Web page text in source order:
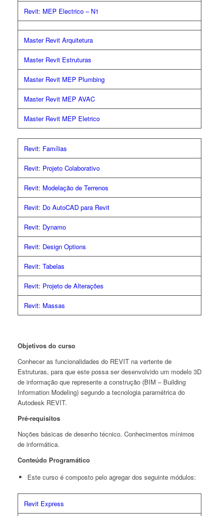
Revit: MEP Electrico – N1
Master Revit Arquitetura
Master Revit Estruturas
Master Revit MEP Plumbing
Master Revit MEP AVAC
Master Revit MEP Eletrico
Revit: Famílias
Revit: Projeto Colaborativo
Revit: Modelação de Terrenos
Revit: Do AutoCAD para Revit
Revit: Dynamo
Revit: Design Options
Revit: Tabelas
Revit: Projeto de Alterações
Revit: Massas
Objetivos do curso
Conhecer as funcionalidades do REVIT na vertente de
Estruturas, para que este possa ser desenvolvido um modelo 3D
de informação que represente a construção (BIM – Building
Information Modeling) segundo a tecnologia paramétrica do
Autodesk REVIT.
Pré-requisitos
Noções básicas de desenho técnico. Conhecimentos mínimos
de informática.
Conteúdo Programático
Este curso é composto pelo agregar dos seguinte módulos:
Revit Express